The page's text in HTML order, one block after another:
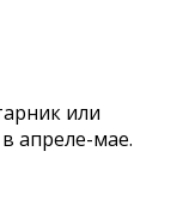
или
апреле-мае.